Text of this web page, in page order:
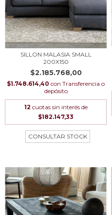
SILLON MALASIA SMALL
200X150
$2.185.768,00
$1.748.614,40 con Transferencia o
depósito
12 cuotas sin interés de
$182.147,33